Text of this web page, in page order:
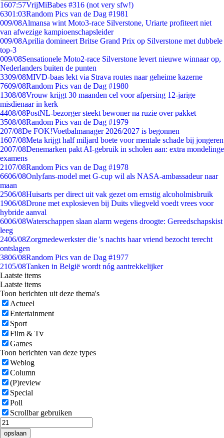
1607:57VrijMiBabes #316 (not very sfw!)
6301:03Random Pics van de Dag #1981
009/08Almansa wint Moto3-race Silverstone, Uriarte profiteert niet
van afwezige kampioenschapsleider
009/08Aprilia domineert Britse Grand Prix op Silverstone met dubbele
top-3
009/08Sensationele Moto2-race Silverstone levert nieuwe winnaar op,
Nederlanders buiten de punten
3309/08MIVD-baas lekt via Strava routes naar geheime kazerne
7609/08Random Pics van de Dag #1980
1308/08Vrouw krijgt 30 maanden cel voor afpersing 12-jarige
misdienaar in kerk
4408/08PostNL-bezorger steekt bewoner na ruzie over pakket
3508/08Random Pics van de Dag #1979
207/08De FOK!Voetbalmanager 2026/2027 is begonnen
1607/08Meta krijgt half miljard boete voor mentale schade bij jongeren
2007/08Denemarken pakt AI-gebruik in scholen aan: extra mondelinge
examens
2107/08Random Pics van de Dag #1978
6606/08Onlyfans-model met G-cup wil als NASA-ambassadeur naar
maan
2506/08Huisarts per direct uit vak gezet om ernstig alcoholmisbruik
1906/08Drone met explosieven bij Duits vliegveld voedt vrees voor
hybride aanval
6006/08Waterschappen slaan alarm wegens droogte: Gereedschapskist
leeg
2406/08Zorgmedewerkster die 's nachts haar vriend bezocht terecht
ontslagen
3806/08Random Pics van de Dag #1977
2105/08Tanken in België wordt nóg aantrekkelijker
Laatste items
Laatste items
Toon berichten uit deze thema's
Actueel
Entertainment
Sport
Film & Tv
Games
Toon berichten van deze types
Weblog
Column
(P)review
Special
Poll
Scrollbar gebruiken
opslaan